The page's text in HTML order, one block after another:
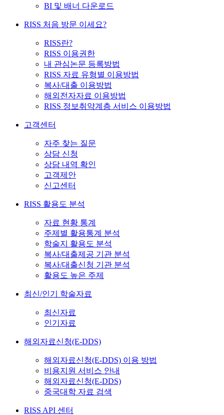
BI 및 배너 다운로드
RISS 처음 방문 이세요?
RISS란?
RISS 이용권한
내 관심논문 등록방법
RISS 자료 유형별 이용방법
복사/대출 이용방법
해외전자자료 이용방법
RISS 정보취약계층 서비스 이용방법
고객센터
자주 찾는 질문
상담 신청
상담 내역 확인
고객제안
신고센터
RISS 활용도 분석
자료 현황 통계
주제별 활용통계 분석
학술지 활용도 분석
복사/대출제공 기관 분석
복사/대출신청 기관 분석
활용도 높은 주제
최신/인기 학술자료
최신자료
인기자료
해외자료신청(E-DDS)
해외자료신청(E-DDS) 이용 방법
비용지원 서비스 안내
해외자료신청(E-DDS)
중국대학 자료 검색
RISS API 센터